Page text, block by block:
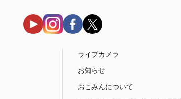
ライブカメラ
お知らせ
おこみんについて